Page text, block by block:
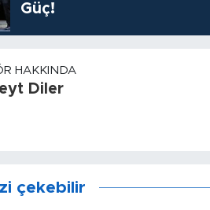
Güç!
HAKKINDA
Diler
çekebilir